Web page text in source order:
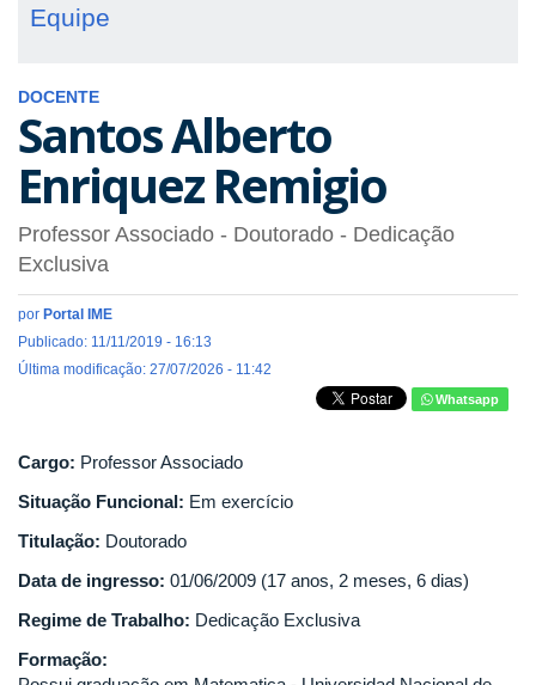
Equipe
DOCENTE
Santos Alberto
Enriquez Remigio
Professor Associado - Doutorado - Dedicação
Exclusiva
por Portal IME
Publicado: 11/11/2019 - 16:13
Última modificação: 27/07/2026 - 11:42
Whatsapp
Cargo: Professor Associado
Situação Funcional: Em exercício
Titulação: Doutorado
Data de ingresso: 01/06/2009 (17 anos, 2 meses, 6 dias)
Regime de Trabalho: Dedicação Exclusiva
Formação: